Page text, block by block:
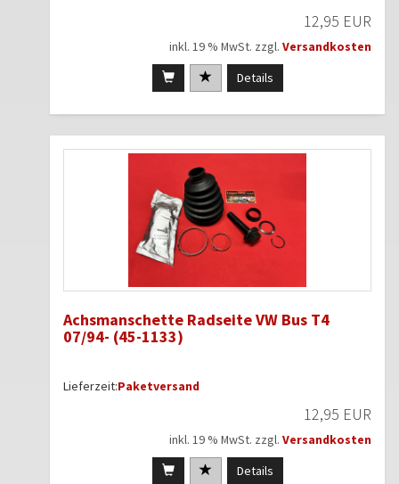
12,95 EUR
inkl. 19 % MwSt. zzgl. Versandkosten
Details
Achsmanschette Radseite VW Bus T4
07/94- (45-1133)
Lieferzeit:Paketversand
12,95 EUR
inkl. 19 % MwSt. zzgl. Versandkosten
Details